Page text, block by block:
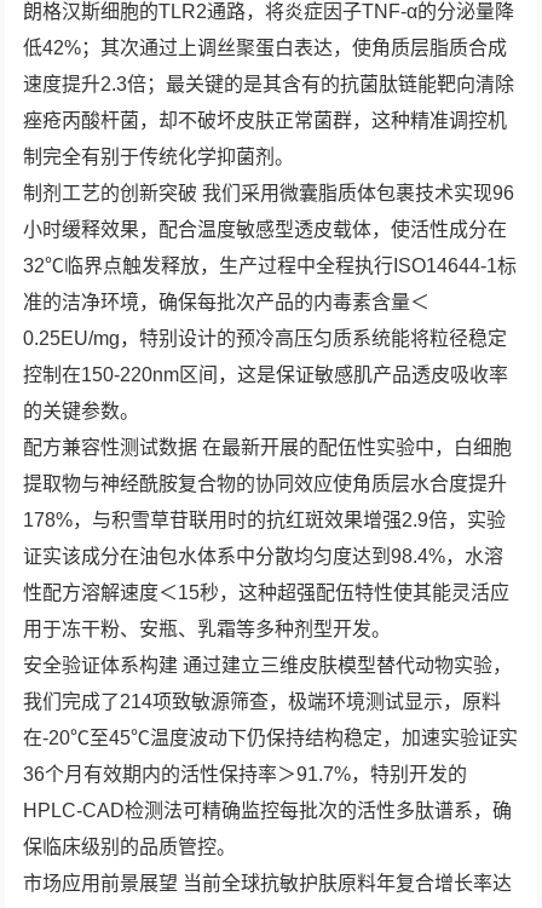
朗格汉斯细胞的TLR2通路，将炎症因子TNF-α的分泌量降
低42%；其次通过上调丝聚蛋白表达，使角质层脂质合成
速度提升2.3倍；最关键的是其含有的抗菌肽链能靶向清除
痤疮丙酸杆菌，却不破坏皮肤正常菌群，这种精准调控机
制完全有别于传统化学抑菌剂。
制剂工艺的创新突破 我们采用微囊脂质体包裹技术实现96
小时缓释效果，配合温度敏感型透皮载体，使活性成分在
32℃临界点触发释放，生产过程中全程执行ISO14644-1标
准的洁净环境，确保每批次产品的内毒素含量＜
0.25EU/mg，特别设计的预冷高压匀质系统能将粒径稳定
控制在150-220nm区间，这是保证敏感肌产品透皮吸收率
的关键参数。
配方兼容性测试数据 在最新开展的配伍性实验中，白细胞
提取物与神经酰胺复合物的协同效应使角质层水合度提升
178%，与积雪草苷联用时的抗红斑效果增强2.9倍，实验
证实该成分在油包水体系中分散均匀度达到98.4%，水溶
性配方溶解速度＜15秒，这种超强配伍特性使其能灵活应
用于冻干粉、安瓶、乳霜等多种剂型开发。
安全验证体系构建 通过建立三维皮肤模型替代动物实验，
我们完成了214项致敏源筛查，极端环境测试显示，原料
在-20℃至45℃温度波动下仍保持结构稳定，加速实验证实
36个月有效期内的活性保持率＞91.7%，特别开发的
HPLC-CAD检测法可精确监控每批次的活性多肽谱系，确
保临床级别的品质管控。
市场应用前景展望 当前全球抗敏护肤原料年复合增长率达